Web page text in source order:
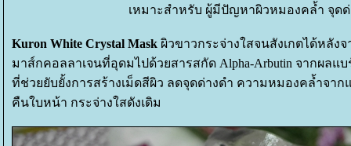
เหมาะสำหรับ ผู้มีปัญหาผิวหมองคล้ำ จุด
Kuron White Crystal Mask ผิวขาวกระจ่างใสจนสังเกตได้หลัง
มาส์กคอลลาเจนที่อุดมไปด้วยสารสกัด Alpha-Arbutin จากผลแบ
ที่ช่วยยับยั้งการสร้างเม็ดสีผิว ลดจุดด่างดำ ความหมองคล้ำจา
คืนใบหน้า กระจ่างใสดังเดิม